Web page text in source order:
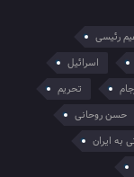
رئیسی
اسرائیل
تحریم
حسن روحانی
به ایران